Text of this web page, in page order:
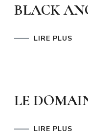
BLACK
LIRE PLUS
LE
LIRE PLUS